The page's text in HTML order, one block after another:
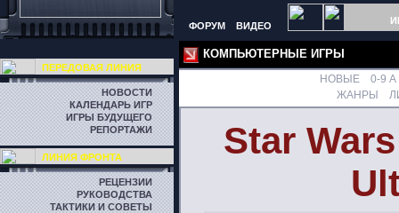
ФОРУМ ВИДЕО
ПЕРЕДОВАЯ ЛИНИЯ
НОВОСТИ
КАЛЕНДАРЬ ИГР
ИГРЫ БУДУЩЕГО
РЕПОРТАЖИ
ЛИНИЯ ФРОНТА
РЕЦЕНЗИИ
РУКОВОДСТВА
ТАКТИКИ И СОВЕТЫ
КОМПЬЮТЕРНЫЕ ИГРЫ
НОВЫЕ 0-9 A
ЖАНРЫ
Star